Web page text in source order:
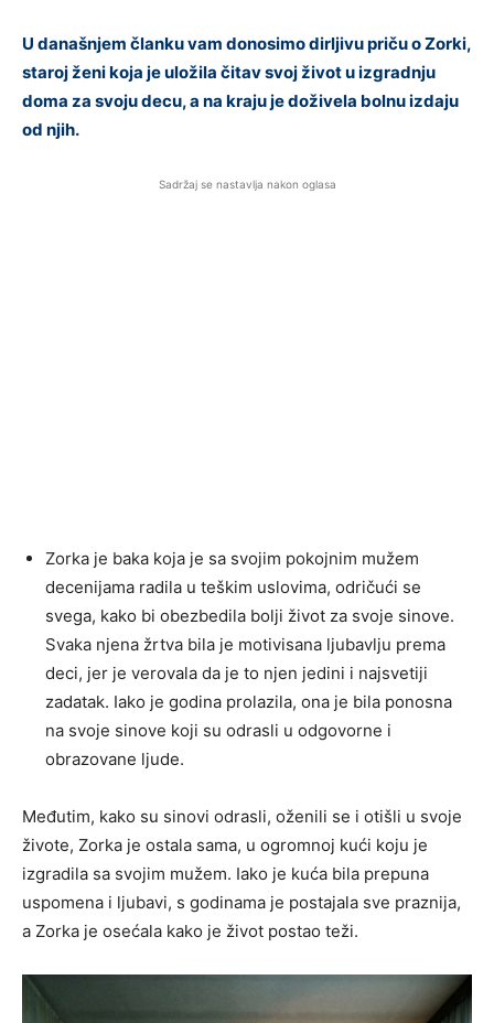
U današnjem članku vam donosimo dirljivu priču o Zorki,
staroj ženi koja je uložila čitav svoj život u izgradnju
doma za svoju decu, a na kraju je doživela bolnu izdaju
od njih.
Sadržaj se nastavlja nakon oglasa
Zorka je baka koja je sa svojim pokojnim mužem
decenijama radila u teškim uslovima, odričući se
svega, kako bi obezbedila bolji život za svoje sinove.
Svaka njena žrtva bila je motivisana ljubavlju prema
deci, jer je verovala da je to njen jedini i najsvetiji
zadatak. Iako je godina prolazila, ona je bila ponosna
na svoje sinove koji su odrasli u odgovorne i
obrazovane ljude.
Međutim, kako su sinovi odrasli, oženili se i otišli u svoje
živote, Zorka je ostala sama, u ogromnoj kući koju je
izgradila sa svojim mužem. Iako je kuća bila prepuna
uspomena i ljubavi, s godinama je postajala sve praznija,
a Zorka je osećala kako je život postao teži.